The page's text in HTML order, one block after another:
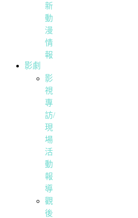
新
動
漫
情
報
影劇
影
視
專
訪/
現
場
活
動
報
導
觀
後